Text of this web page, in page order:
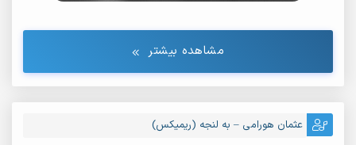
مشاهده بیشتر
عثمان هورامی – به لنجه (ریمیکس)